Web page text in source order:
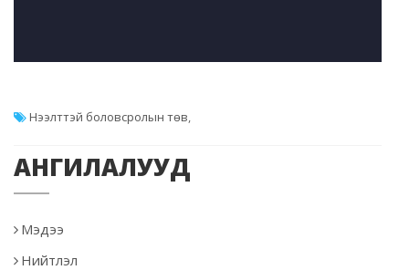
Нээлттэй боловсролын төв,
АНГИЛАЛУУД
Мэдээ
Нийтлэл